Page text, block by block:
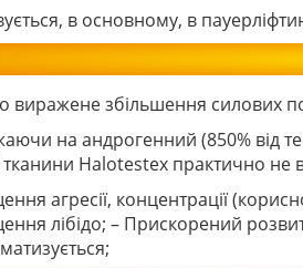
в основному, в
виражене збільшення силових
на андрогенний (850% від
тканини Halotestex практично не
агресії, концентрації
лібідо; – Прискорений